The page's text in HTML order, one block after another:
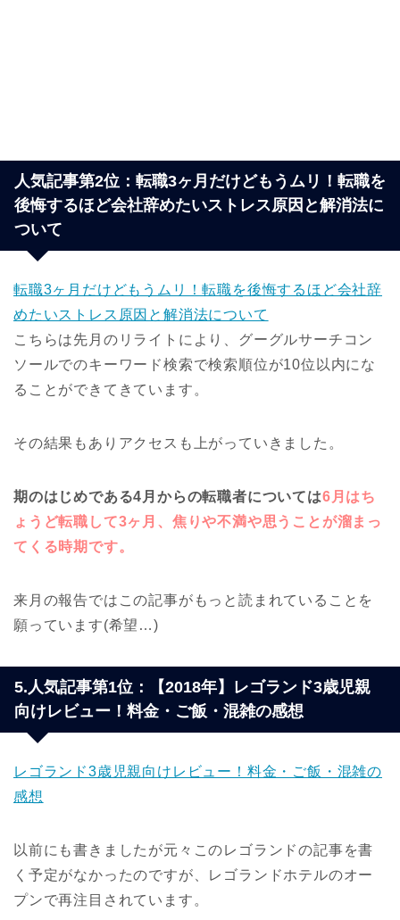
人気記事第2位：転職3ヶ月だけどもうムリ！転職を
後悔するほど会社辞めたいストレス原因と解消法に
ついて
転職3ヶ月だけどもうムリ！転職を後悔するほど会社辞
めたいストレス原因と解消法について
こちらは先月のリライト により、グーグルサーチコン
ソールでのキーワード検索で検索順位が10位以内にな
ることができてきています。
その結果もありアクセスも上がっていきました。
期のはじめである4月からの転職者については6月はち
ょうど転職して3ヶ月、焦りや不満や思うことが溜まっ
てくる時期です。
来月の報告ではこの記事がもっと読まれていることを
願っています(希望…)
5.人気記事第1位：【2018年】レゴランド3歳児親
向けレビュー！料金・ご飯・混雑の感想
レゴランド3歳児親向けレビュー！料金・ご飯・混雑の
感想
以前にも書きましたが元々このレゴランドの記事を書
く予定がなかったのですが、レゴランドホテルのオー
プンで再注目されています。